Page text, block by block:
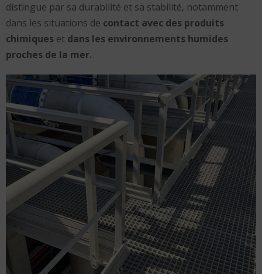
distingue par sa durabilité et sa stabilité, notamment
dans les situations de contact avec des produits
chimiques et dans les environnements humides
proches de la mer.